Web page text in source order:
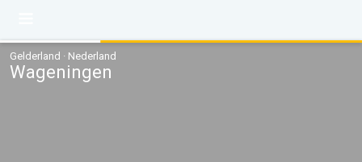
Gelderland · Nederland
Wageningen